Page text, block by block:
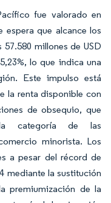
fue valorado en
espera que alcance los
millones de USD
lo que indica una
Este impulso está
la renta disponible con
de obsequio, que
categoría de las
minorista. Los
a pesar del récord de
mediante la sustitución
premiumización de la